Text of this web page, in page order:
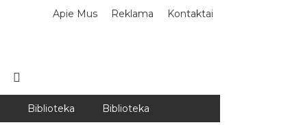
Apie Mus Reklama Kontaktai
Biblioteka Biblioteka